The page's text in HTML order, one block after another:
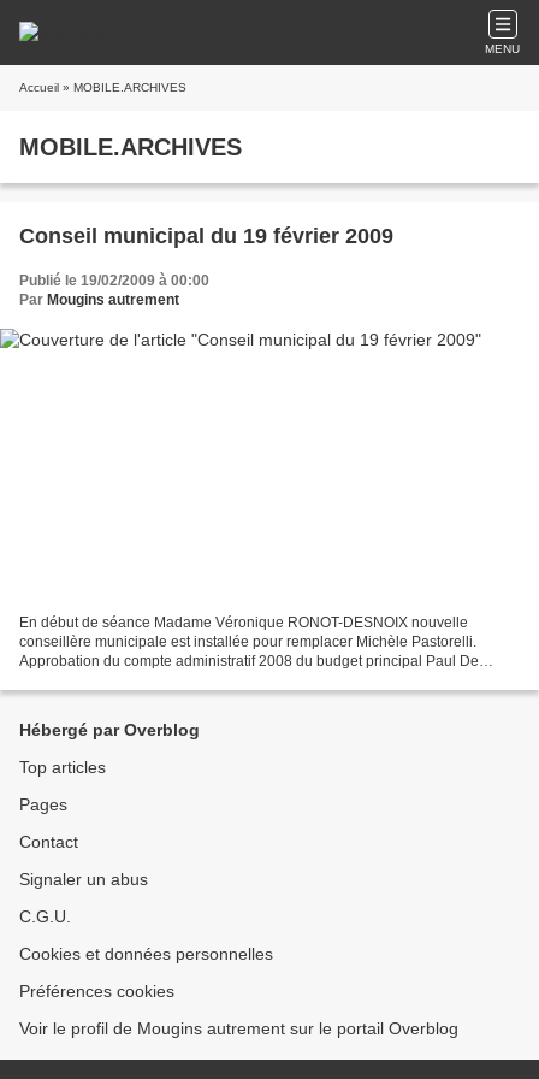
MENU
Accueil » MOBILE.ARCHIVES
MOBILE.ARCHIVES
Conseil municipal du 19 février 2009
Publié le 19/02/2009 à 00:00
Par Mougins autrement
En début de séance Madame Véronique RONOT-DESNOIX nouvelle
conseillère municipale est installée pour remplacer Michèle Pastorelli.
Approbation du compte administratif 2008 du budget principal Paul De
Hébergé par Overblog
Top articles
Pages
Contact
Signaler un abus
C.G.U.
Cookies et données personnelles
Préférences cookies
Voir le profil de Mougins autrement sur le portail Overblog